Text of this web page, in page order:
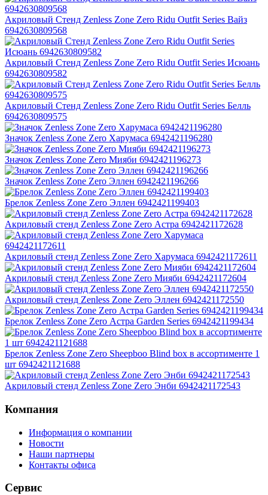
Акриловый Стенд Zenless Zone Zero Ridu Outfit Series Вайз
6942630809568
Акриловый Стенд Zenless Zone Zero Ridu Outfit Series Исюань
6942630809582
Акриловый Стенд Zenless Zone Zero Ridu Outfit Series Белль
6942630809575
Значок Zenless Zone Zero Харумаса 6942421196280
Значок Zenless Zone Zero Мияби 6942421196273
Значок Zenless Zone Zero Эллен 6942421196266
Брелок Zenless Zone Zero Эллен 6942421199403
Акриловый стенд Zenless Zone Zero Астра 6942421172628
Акриловый стенд Zenless Zone Zero Харумаса 6942421172611
Акриловый стенд Zenless Zone Zero Мияби 6942421172604
Акриловый стенд Zenless Zone Zero Эллен 6942421172550
Брелок Zenless Zone Zero Астра Garden Series 6942421199434
Брелок Zenless Zone Zero Sheepboo Blind box в ассортименте 1
шт 6942421121688
Акриловый стенд Zenless Zone Zero Энби 6942421172543
Компания
Информация о компании
Новости
Наши партнеры
Контакты офиса
Сервис